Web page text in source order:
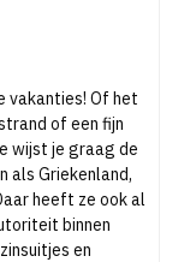
vakanties! Of het
of een fijn
wijst je graag de
als Griekenland,
heeft ze ook al
binnen
en